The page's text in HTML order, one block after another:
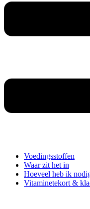
Voedingsstoffen
Waar zit het in
Hoeveel heb ik
Vitaminetekort &